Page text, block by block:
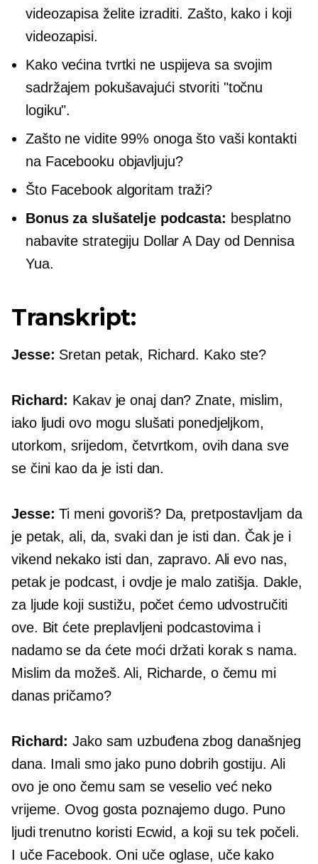
videozapisa želite izraditi. Zašto, kako i koji
videozapisi.
Kako većina tvrtki ne uspijeva sa svojim
sadržajem pokušavajući stvoriti "točnu
logiku".
Zašto ne vidite 99% onoga što vaši kontakti
na Facebooku objavljuju?
Što Facebook algoritam traži?
Bonus za slušatelje podcasta: besplatno
nabavite strategiju Dollar A Day od Dennisa
Yua.
Transkript:
Jesse: Sretan petak, Richard. Kako ste?
Richard: Kakav je onaj dan? Znate, mislim,
iako ljudi ovo mogu slušati ponedjeljkom,
utorkom, srijedom, četvrtkom, ovih dana sve
se čini kao da je isti dan.
Jesse: Ti meni govoriš? Da, pretpostavljam da
je petak, ali, da, svaki dan je isti dan. Čak je i
vikend nekako isti dan, zapravo. Ali evo nas,
petak je podcast, i ovdje je malo zatišja. Dakle,
za ljude koji sustižu, počet ćemo udvostručiti
ove. Bit ćete preplavljeni podcastovima i
nadamo se da ćete moći držati korak s nama.
Mislim da možeš. Ali, Richarde, o čemu mi
danas pričamo?
Richard: Jako sam uzbuđena zbog današnjeg
dana. Imali smo jako puno dobrih gostiju. Ali
ovo je ono čemu sam se veselio već neko
vrijeme. Ovog gosta poznajemo dugo. Puno
ljudi trenutno koristi Ecwid, a koji su tek počeli.
I uče Facebook. Oni uče oglase, uče kako